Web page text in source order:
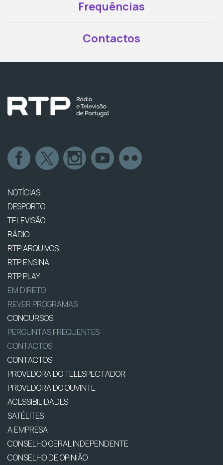
Frequências
Contactos
NOTÍCIAS
DESPORTO
TELEVISÃO
RÁDIO
RTP ARQUIVOS
RTP ENSINA
RTP PLAY
EM DIRETO
REVER PROGRAMAS
CONCURSOS
PERGUNTAS FREQUENTES
CONTACTOS
CONTACTOS
PROVEDORA DO TELESPECTADOR
PROVEDORA DO OUVINTE
ACESSIBILIDADES
SATÉLITES
A EMPRESA
CONSELHO GERAL INDEPENDENTE
CONSELHO DE OPINIÃO